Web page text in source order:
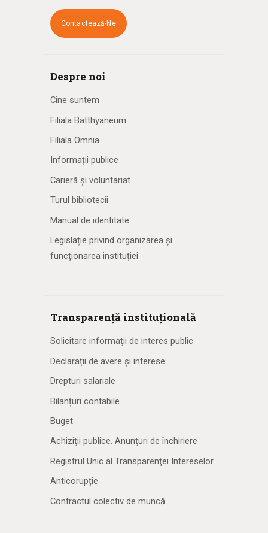
Contactează-Ne
Despre noi
Cine suntem
Filiala Batthyaneum
Filiala Omnia
Informații publice
Carieră și voluntariat
Turul bibliotecii
Manual de identitate
Legislație privind organizarea și
funcționarea instituției
Transparență instituțională
Solicitare informaţii de interes public
Declarații de avere și interese
Drepturi salariale
Bilanțuri contabile
Buget
Achiziţii publice. Anunţuri de închiriere
Registrul Unic al Transparenţei Intereselor
Anticorupție
Contractul colectiv de muncă